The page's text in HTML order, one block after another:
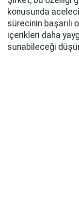
konusunda
sürecinin başarılı
içerikleri daha
sunabileceği